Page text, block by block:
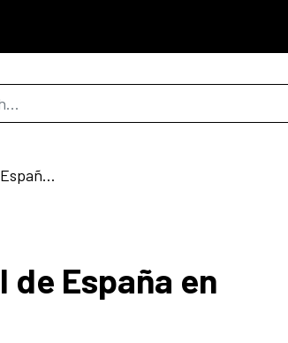
LATMUS en el Centro Cultural de España en Guatemala
de España en